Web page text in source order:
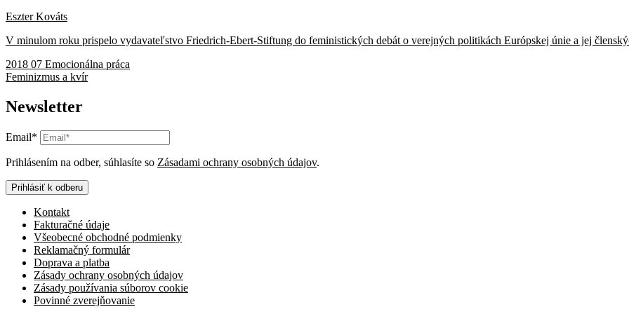
Eszter Kováts
V minulom roku prispelo vydavateľstvo Friedrich-Ebert-Stiftung do feministických debát o verejných politikách Európskej únie a jej
2018 07 Emocionálna práca
Feminizmus a kvír
Newsletter
Email*
Prihlásením na odber, súhlasíte so Zásadami ochrany osobných údajov.
Prihlásiť k odberu
Kontakt
Fakturačné údaje
Všeobecné obchodné podmienky
Reklamačný formulár
Doprava a platba
Zásady ochrany osobných údajov
Zásady používania súborov cookie
Povinné zverejňovanie